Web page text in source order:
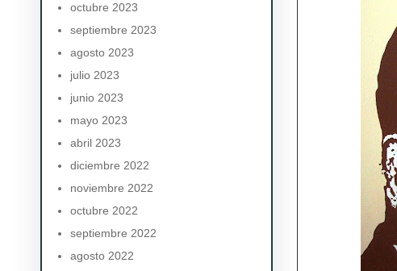
octubre 2023
septiembre 2023
agosto 2023
julio 2023
junio 2023
mayo 2023
abril 2023
diciembre 2022
noviembre 2022
octubre 2022
septiembre 2022
agosto 2022